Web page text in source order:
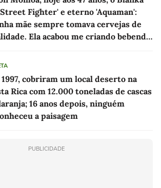
Fighter' e eterno 'Aquaman':
mãe sempre tomava cervejas de
Ela acabou me criando bebendo
1997, cobriram um local deserto na
Rica com 12.000 toneladas de cascas
16 anos depois, ninguém
a paisagem
PUBLICIDADE